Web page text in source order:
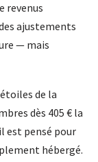
revenus
ajustements
— mais
de la
dès 405 € la
est pensé pour
hébergé.